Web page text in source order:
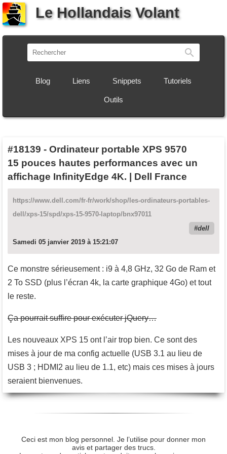
Le Hollandais Volant
Blog Liens Snippets Tutoriels
Outils
#18139 - Ordinateur portable XPS 9570
15 pouces hautes performances avec un
affichage InfinityEdge 4K. | Dell France
https://www.dell.com/fr-fr/work/shop/les-ordinateurs-portables-
dell/xps-15/spd/xps-15-9570-laptop/bnx97011
dell
Samedi 05 janvier 2019 à 15:21:07
Ce monstre sérieusement : i9 à 4,8 GHz, 32 Go de Ram et
2 To SSD (plus l’écran 4k, la carte graphique 4Go) et tout
le reste.
Ça pourrait suffire pour exécuter jQuery…
Les nouveaux XPS 15 ont l’air trop bien. Ce sont des
mises à jour de ma config actuelle (USB 3.1 au lieu de
USB 3 ; HDMI2 au lieu de 1.1, etc) mais ces mises à jours
seraient bienvenues.
Ceci est mon blog personnel. Je l’utilise pour donner mon
avis et partager des trucs.